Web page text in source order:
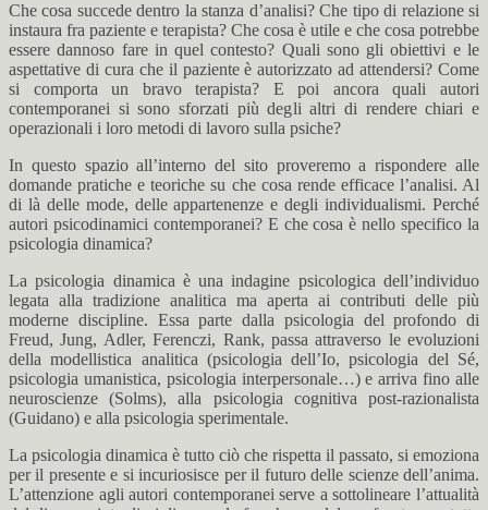
Che cosa succede dentro la stanza d’analisi? Che tipo di relazione si
instaura fra paziente e terapista? Che cosa è utile e che cosa potrebbe
essere dannoso fare in quel contesto? Quali sono gli obiettivi e le
aspettative di cura che il paziente è autorizzato ad attendersi? Come
si comporta un bravo terapista? E poi ancora quali autori
contemporanei si sono sforzati più degli altri di rendere chiari e
operazionali i loro metodi di lavoro sulla psiche?
In questo spazio all’interno del sito proveremo a rispondere alle
domande pratiche e teoriche su che cosa rende efficace l’analisi. Al
di là delle mode, delle appartenenze e degli individualismi. Perché
autori psicodinamici contemporanei? E che cosa è nello specifico la
psicologia dinamica?
La psicologia dinamica è una indagine psicologica dell’individuo
legata alla tradizione analitica ma aperta ai contributi delle più
moderne discipline. Essa parte dalla psicologia del profondo di
Freud, Jung, Adler, Ferenczi, Rank, passa attraverso le evoluzioni
della modellistica analitica (psicologia dell’Io, psicologia del Sé,
psicologia umanistica, psicologia interpersonale…) e arriva fino alle
neuroscienze (Solms), alla psicologia cognitiva post-razionalista
(Guidano) e alla psicologia sperimentale.
La psicologia dinamica è tutto ciò che rispetta il passato, si emoziona
per il presente e si incuriosisce per il futuro delle scienze dell’anima.
L’attenzione agli autori contemporanei serve a sottolineare l’attualità